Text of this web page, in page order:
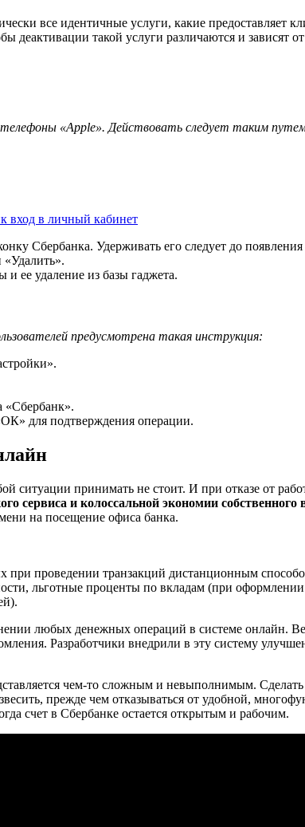
все идентичные услуги, какие предоставляет
деактивации такой услуги различаются и зависят
«Apple». Действовать следует таким
вход в личный кабинет
Сбербанка. Удерживать его следует до появления
ее удаление из базы гаджета.
предусмотрена такая инструкция:
«Сбербанк».
для подтверждения операции.
принимать не стоит. И при отказе от
сервиса и колоссальной экономии
на посещение офиса банка.
при проведении транзакций дистанционным
льготные проценты по вкладам (при
любых денежных операций в системе онлайн.
Разработчики внедрили в эту систему
чем-то сложным и невыполнимым.
прежде чем отказываться от удобной,
счет в Сбербанке остается открытым и рабочим.